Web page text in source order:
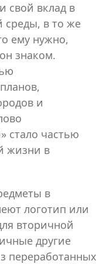
свой вклад в
в то же
ему нужно,
знаком.
и
стало частью
жизни в
в
логотип или
вторичной
другие
переработанных